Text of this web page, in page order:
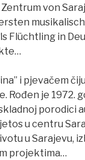
von
Flüchtling in
i pjevačem
Rođen je 1972.
porodici
u centru
u Sarajevu,
projektima…